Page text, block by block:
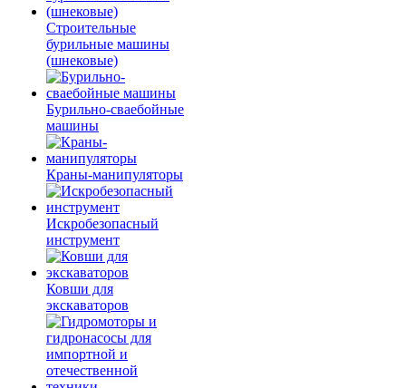
Строительные
бурильные машины
(шнековые)
Бурильно-сваебойные
машины
Краны-манипуляторы
Искробезопасный
инструмент
Ковши для
экскаваторов